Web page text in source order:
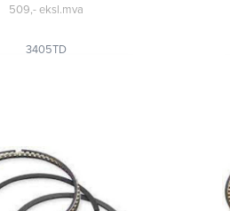
3405TD
509,-eksl.mva